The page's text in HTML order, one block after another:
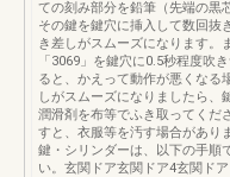
ての刻み部分を鉛筆（先端の黒
その鍵を鍵穴に挿入して数回抜
き差しがスムーズになります。
「3069」を鍵穴に0.5秒程度吹
ると、かえって動作が悪くなる
しがスムーズになりましたら、
潤滑剤を布等でふき取ってくだ
すと、衣服等を汚す場合があり
鍵・シリンダーは、以下の手順
い。玄関ドア玄関ドア4玄関ドア